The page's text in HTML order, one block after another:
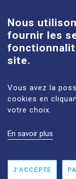
Site Louise-
61 route de
En savoir
MENTIONS LÉGALES
ACCESSIBILITÉ :
Nous
fournir les
site.
Vous avez la
cookies en
votre choix.
En savoir plus
J'ACCEPTE